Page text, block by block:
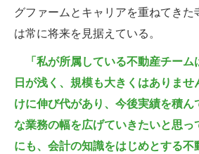
グファームとキャリアを重ねてきた
は常に将来を見据えている。
「私が所属している不動産チーム
日が浅く、規模も大きくはありま
けに伸び代があり、今後実績を積ん
な業務の幅を広げていきたいと思っ
にも、会計の知識をはじめとする不